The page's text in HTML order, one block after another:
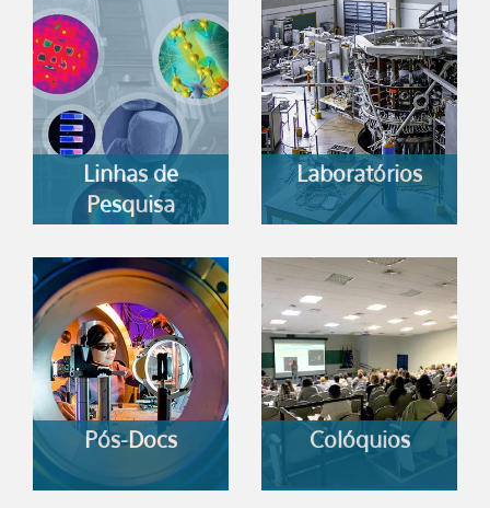
Linhas de
Pesquisa
Laboratórios
Pós-Docs Colóquios